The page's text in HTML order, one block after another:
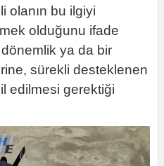
olanın bu ilgiyi
olduğunu ifade
ya da bir
sürekli desteklenen
edilmesi gerektiği